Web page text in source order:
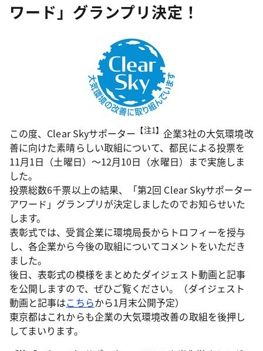
ワード」グランプリ決定！
この度、Clear Skyサポーター 【注1】 企業3社の大気環境改
善に向けた素晴らしい取組について、都民による投票を
11月1日（土曜日）～12月10日（水曜日）まで実施しま
した。
投票総数6千票以上の結果、「第2回 Clear Skyサポーター
アワード」グランプリが決定しましたのでお知らせいた
します。
表彰式では、受賞企業に環境局長からトロフィーを授与
し、各企業から今後の取組についてコメントをいただき
ました。
後日、表彰式の模様をまとめたダイジェスト動画と記事
を公開しますので、ぜひご覧ください。（ダイジェスト
動画と記事はこちらから1月末公開予定）
東京都はこれからも企業の大気環境改善の取組を後押し
してまいります。